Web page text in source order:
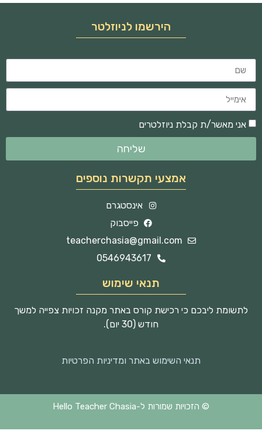
הירשמו לניוזלטר
אני מאשר/ת קבלת ניוזלטרים
שליחה
אמצעי תקשרות נוספים
אינסטגרם
פייסבוק
teacherchasia@gmail.com
0546943617
תנאי שימוש
לתשומת ליבכם כי רכישת קורס באתר מקנה זכויות צפייה למשך
חודש (30 יום).
תנאי השימוש באתר ומדיניות הפרטיות
© הזכויות שמורות ל-Hello Teacher Chasia